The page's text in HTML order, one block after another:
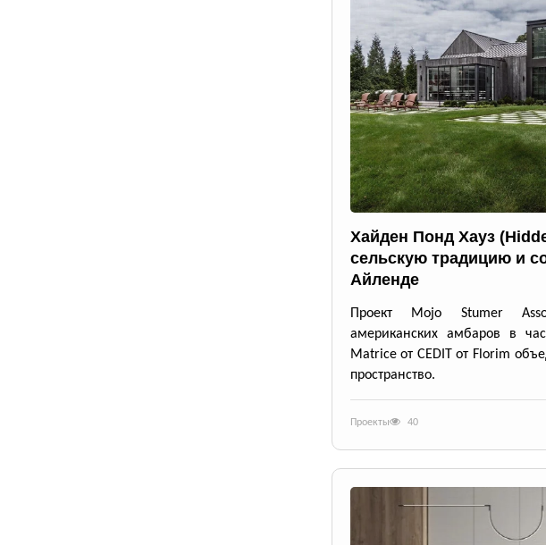
Хайден Понд Хауз
сельскую традицию и
Айленде
Проект Mojo Stumer
американских амбаров в
Matrice от CEDIT от Florim
пространство.
Проекты 40